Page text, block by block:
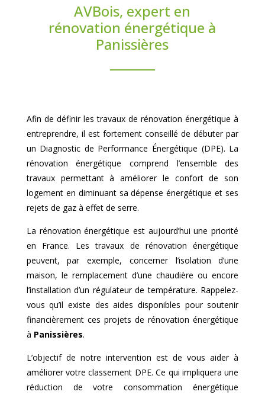
AVBois, expert en
rénovation énergétique à
Panissières
Afin de définir les travaux de rénovation énergétique à
entreprendre, il est fortement conseillé de débuter par
un Diagnostic de Performance Énergétique (DPE). La
rénovation énergétique comprend l’ensemble des
travaux permettant à améliorer le confort de son
logement en diminuant sa dépense énergétique et ses
rejets de gaz à effet de serre.
La rénovation énergétique est aujourd’hui une priorité
en France. Les travaux de rénovation énergétique
peuvent, par exemple, concerner l’isolation d’une
maison, le remplacement d’une chaudière ou encore
l’installation d’un régulateur de température. Rappelez-
vous qu’il existe des aides disponibles pour soutenir
financièrement ces projets de rénovation énergétique
à Panissières.
L’objectif de notre intervention est de vous aider à
améliorer votre classement DPE. Ce qui impliquera une
réduction de votre consommation énergétique